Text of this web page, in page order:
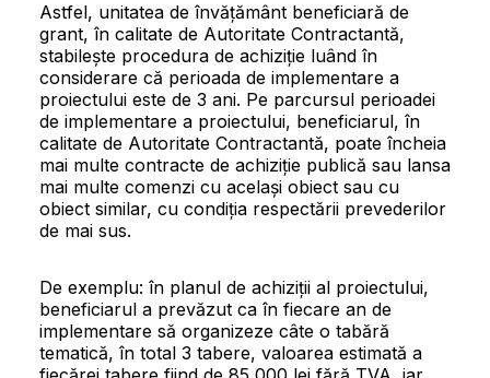
Astfel, unitatea de învățământ beneficiară de
grant, în calitate de Autoritate Contractantă,
stabilește procedura de achiziție luând în
considerare că perioada de implementare a
proiectului este de 3 ani. Pe parcursul perioadei
de implementare a proiectului, beneficiarul, în
calitate de Autoritate Contractantă, poate încheia
mai multe contracte de achiziție publică sau lansa
mai multe comenzi cu același obiect sau cu
obiect similar, cu condiția respectării prevederilor
de mai sus.
De exemplu: în planul de achiziții al proiectului,
beneficiarul a prevăzut ca în fiecare an de
implementare să organizeze câte o tabără
tematică, în total 3 tabere, valoarea estimată a